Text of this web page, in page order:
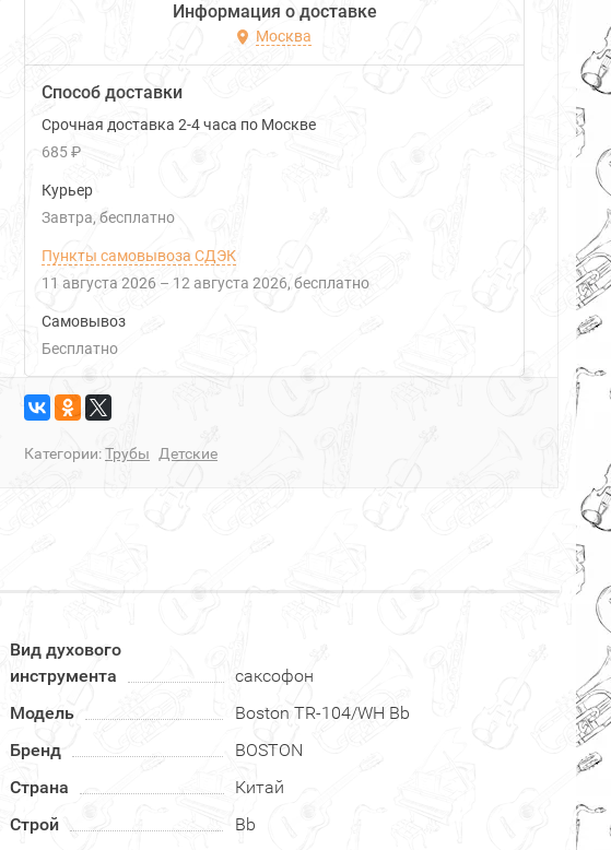
Информация о доставке
Москва
Способ доставки
Срочная доставка 2-4 часа по Москве
685 ₽
Курьер
Завтра
Бесплатно
Пункты самовывоза СДЭК
11 августа 2026 – 12 августа 2026 Бесплатно
Самовывоз
Бесплатно
Категории:Трубы Детские
Вид духового
инструмента
саксофон
Модель
Boston TR-104/WH Bb
Бренд
BOSTON
Страна
Китай
Строй
Bb